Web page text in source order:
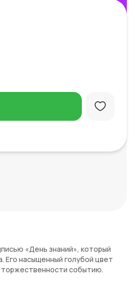
«День знаний», который
Его насыщенный голубой цвет
торжественности событию.